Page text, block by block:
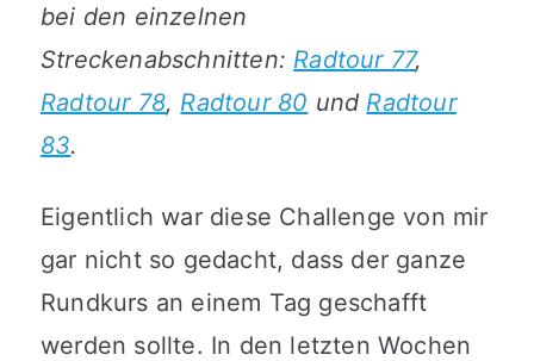
bei den einzelnen
Streckenabschnitten: Radtour 77,
Radtour 78, Radtour 80 und Radtour
83.
Eigentlich war diese Challenge von mir
gar nicht so gedacht, dass der ganze
Rundkurs an einem Tag geschafft
werden sollte. In den letzten Wochen